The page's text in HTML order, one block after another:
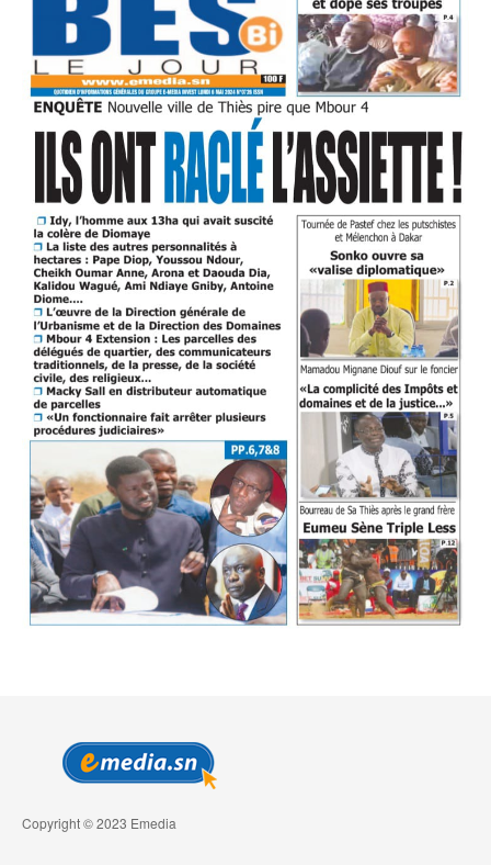
Copyright © 2023 Emedia